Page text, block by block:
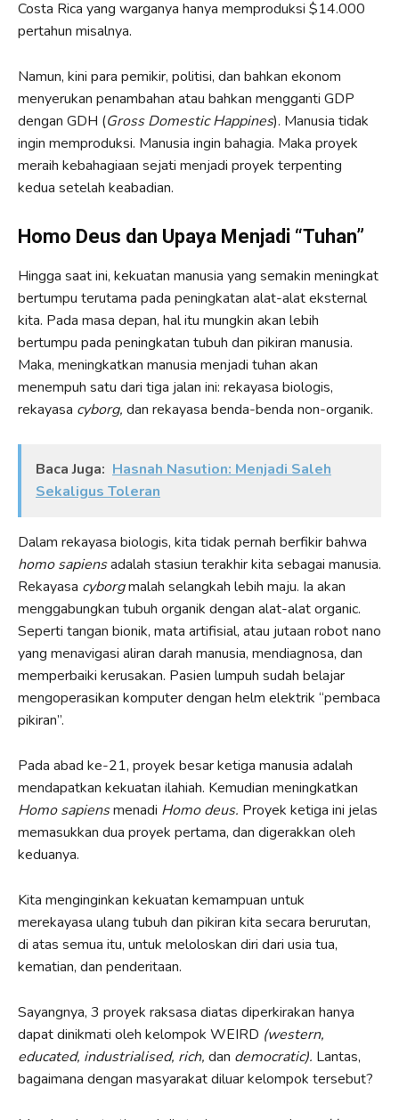
Costa Rica yang warganya hanya memproduksi $14.000
pertahun misalnya.
Namun, kini para pemikir, politisi, dan bahkan ekonom
menyerukan penambahan atau bahkan mengganti GDP
dengan GDH (Gross Domestic Happines). Manusia tidak
ingin memproduksi. Manusia ingin bahagia. Maka proyek
meraih kebahagiaan sejati menjadi proyek terpenting
kedua setelah keabadian.
Homo Deus dan Upaya Menjadi “Tuhan”
Hingga saat ini, kekuatan manusia yang semakin meningkat
bertumpu terutama pada peningkatan alat-alat eksternal
kita. Pada masa depan, hal itu mungkin akan lebih
bertumpu pada peningkatan tubuh dan pikiran manusia.
Maka, meningkatkan manusia menjadi tuhan akan
menempuh satu dari tiga jalan ini: rekayasa biologis,
rekayasa cyborg, dan rekayasa benda-benda non-organik.
Baca Juga: Hasnah Nasution: Menjadi Saleh
Sekaligus Toleran
Dalam rekayasa biologis, kita tidak pernah berfikir bahwa
homo sapiensadalah stasiun terakhir kita sebagai manusia.
Rekayasa cyborgmalah selangkah lebih maju. Ia akan
menggabungkan tubuh organik dengan alat-alat organic.
Seperti tangan bionik, mata artifisial, atau jutaan robot nano
yang menavigasi aliran darah manusia, mendiagnosa, dan
memperbaiki kerusakan. Pasien lumpuh sudah belajar
mengoperasikan komputer dengan helm elektrik “pembaca
pikiran”.
Pada abad ke-21, proyek besar ketiga manusia adalah
mendapatkan kekuatan ilahiah. Kemudian meningkatkan
Homo sapiensmenadi Homo deus. Proyek ketiga ini jelas
memasukkan dua proyek pertama, dan digerakkan oleh
keduanya.
Kita menginginkan kekuatan kemampuan untuk
merekayasa ulang tubuh dan pikiran kita secara berurutan,
di atas semua itu, untuk meloloskan diri dari usia tua,
kematian, dan penderitaan.
Sayangnya, 3 proyek raksasa diatas diperkirakan hanya
dapat dinikmati oleh kelompok WEIRD (western,
educated, industrialised, rich, dan democratic). Lantas,
bagaimana dengan masyarakat diluar kelompok tersebut?